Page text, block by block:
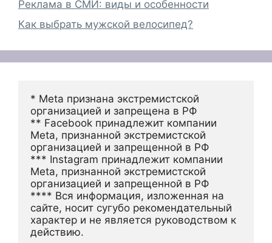
Реклама в СМИ: виды и особенности
Как выбрать мужской велосипед?
* Meta признана экстремистской
организацией и запрещена в РФ
** Facebook принадлежит компании
Meta, признанной экстремистской
организацией и запрещенной в РФ
*** Instagram принадлежит компании
Meta, признанной экстремистской
организацией и запрещенной в РФ
**** Вся информация, изложенная на
сайте, носит сугубо рекомендательный
характер и не является руководством к
действию.